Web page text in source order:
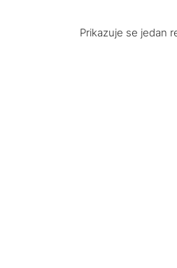
Prikazuje se jedan